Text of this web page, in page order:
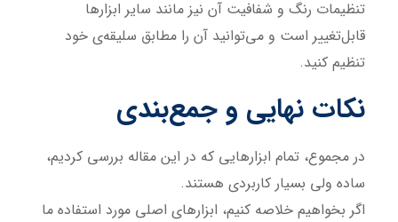
تنظیمات رنگ و شفافیت آن نیز مانند سایر ابزارها
قابل‌تغییر است و می‌توانید آن را مطابق سلیقه‌ی خود
تنظیم کنید.
نکات نهایی و جمع‌بندی
در مجموع، تمام ابزارهایی که در این مقاله بررسی کردیم،
ساده ولی بسیار کاربردی هستند.
اگر بخواهیم خلاصه کنیم، ابزارهای اصلی مورد استفاده ما